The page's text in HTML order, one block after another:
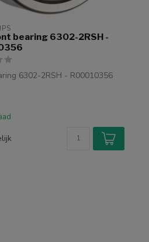
bearing 6302-2RSH -
6302-2RSH - R00010356